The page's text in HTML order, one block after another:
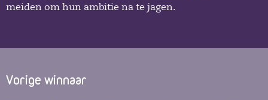
meiden om hun ambitie na te jagen.
Vorige winnaar